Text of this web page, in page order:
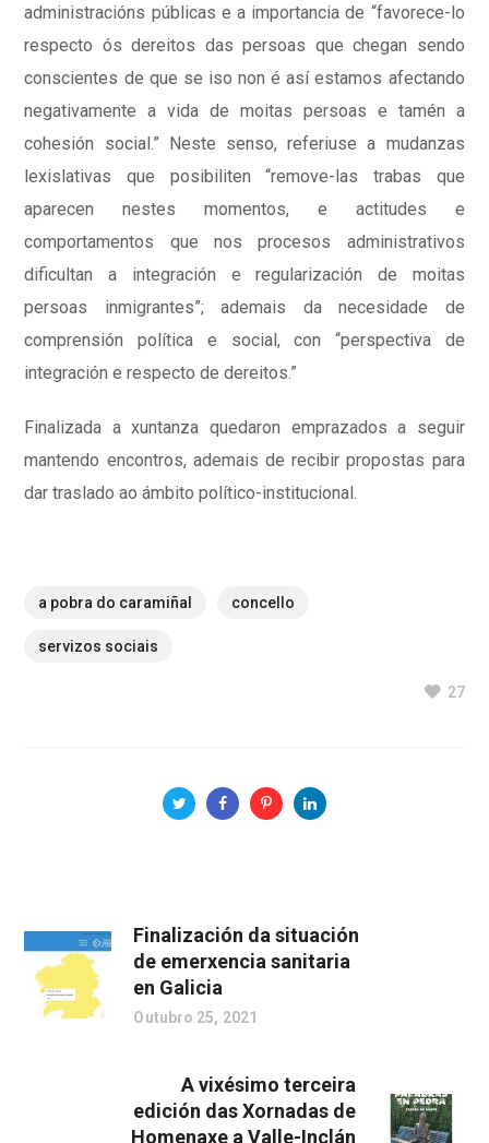
administracións públicas e a importancia de “favorece-lo
respecto ós dereitos das persoas que chegan sendo
conscientes de que se iso non é así estamos afectando
negativamente a vida de moitas persoas e tamén a
cohesión social.” Neste senso, referiuse a mudanzas
lexislativas que posibiliten “remove-las trabas que
aparecen nestes momentos, e actitudes e
comportamentos que nos procesos administrativos
dificultan a integración e regularización de moitas
persoas inmigrantes”; ademais da necesidade de
comprensión política e social, con “perspectiva de
integración e respecto de dereitos.”
Finalizada a xuntanza quedaron emprazados a seguir
mantendo encontros, ademais de recibir propostas para
dar traslado ao ámbito político-institucional.
a pobra do caramiñal concello
servizos sociais
27
Finalización da situación
de emerxencia sanitaria
en Galicia
Outubro 25, 2021
A vixésimo terceira
edición das Xornadas de
Homenaxe a Valle-Inclán